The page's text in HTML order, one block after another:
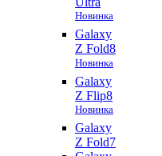
Новинка
Galaxy
Z Fold8
Новинка
Galaxy
Z Flip8
Новинка
Galaxy
Z Fold7